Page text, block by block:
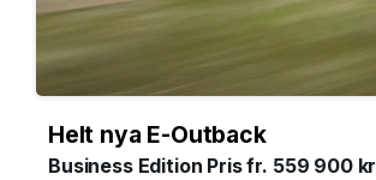
Helt nya E-Outback
Business Edition Pris fr. 559 900 kr